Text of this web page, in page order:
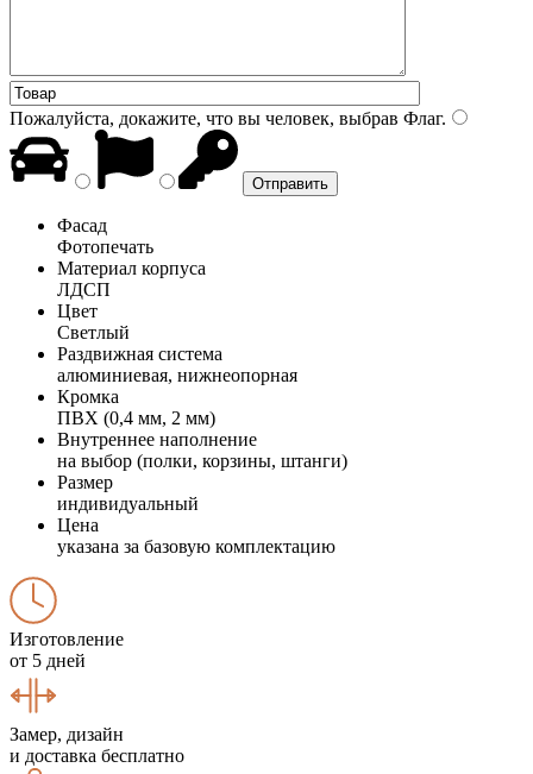
Пожалуйста, докажите, что вы человек, выбрав Флаг.
Фасад
Фотопечать
Материал корпуса
ЛДСП
Цвет
Светлый
Раздвижная система
алюминиевая, нижнеопорная
Кромка
ПВХ (0,4 мм, 2 мм)
Внутреннее наполнение
на выбор (полки, корзины, штанги)
Размер
индивидуальный
Цена
указана за базовую комплектацию
Изготовление
от 5 дней
Замер, дизайн
и доставка бесплатно